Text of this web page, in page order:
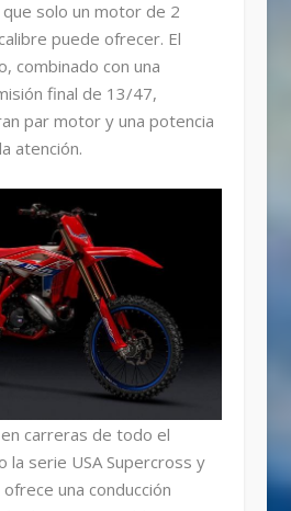
solo un motor de 2
puede ofrecer. El
combinado con una
final de 13/47,
par motor y una potencia
atención.
carreras de todo el
la serie USA Supercross y
ofrece una conducción